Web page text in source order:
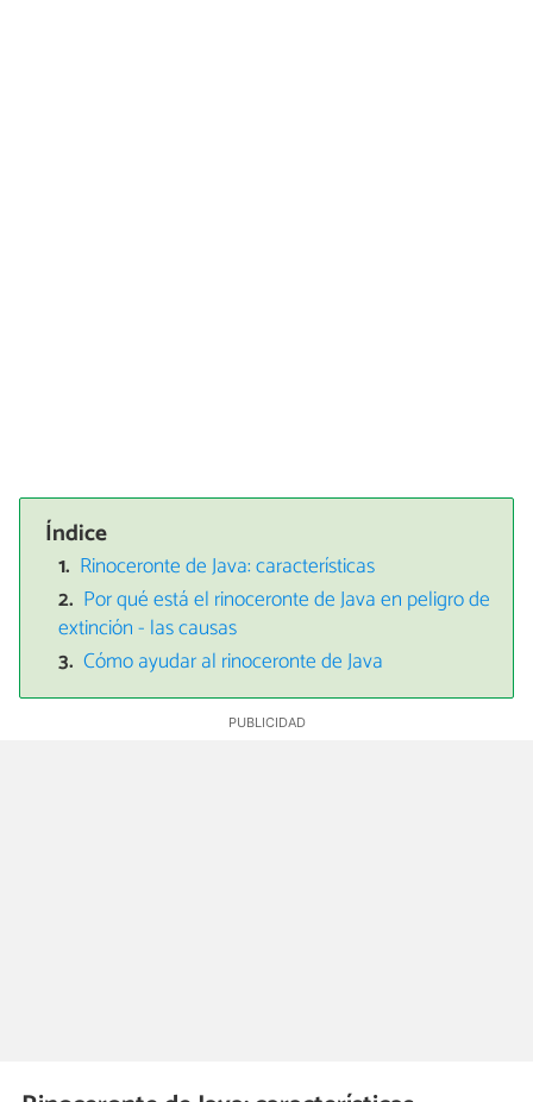
Índice
Rinoceronte de Java: características
Por qué está el rinoceronte de Java en peligro de
extinción - las causas
Cómo ayudar al rinoceronte de Java